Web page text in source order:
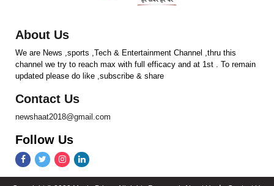
About Us
We are News ,sports ,Tech & Entertainment Channel ,thru this
channel we try to reach max with full efficacy and at 1st . To remain
updated please do like ,subscribe & share
Contact Us
newshaat2018@gmail.com
Follow Us